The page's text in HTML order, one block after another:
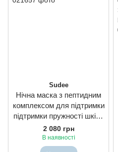
Sudee
Нічна маска з пептидним
комплексом для підтримки
підтримки пружності шкіри
Sudee Peptide Boost
Energizing Mask, 50ml
2 080 грн
В наявності